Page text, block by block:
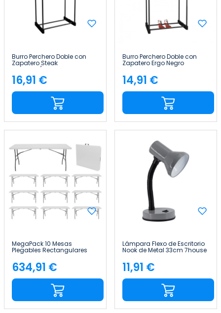
Burro Perchero Doble con
Zapatero Steak
Plateado/Negro
74x42x157cm Thinia Home
Precio
16,91 €
Burro Perchero Doble con
Zapatero Ergo Negro
77x39x157cm Thinia Home
Precio
14,91 €
MegaPack 10 Mesas
Plegables Rectangulares
para Catering Blanco
240x74cm Thinia Home
Precio
634,91 €
Lámpara Flexo de Escritorio
Nook de Metal 33cm 7house
Precio
11,91 €